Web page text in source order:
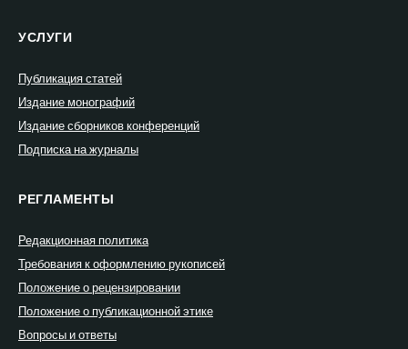
УСЛУГИ
Публикация статей
Издание монографий
Издание сборников конференций
Подписка на журналы
РЕГЛАМЕНТЫ
Редакционная политика
Требования к оформлению рукописей
Положение о рецензировании
Положение о публикационной этике
Вопросы и ответы